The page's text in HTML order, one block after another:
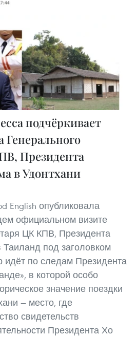
подчёркивает
Генерального
Президента
в Удонтхани
English опубликовала
официальном визите
ЦК КПВ, Президента
под заголовком
идёт по следам Президента
в которой особо
значение поездки
— место, где
свидетельств
Президента Хо